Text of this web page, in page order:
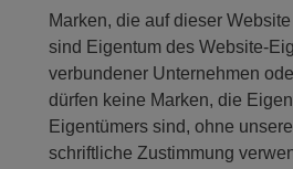
Marken, die auf dieser
sind Eigentum des Website-
verbundener Unternehmen
dürfen keine Marken, die
Eigentümers sind, ohne
schriftliche Zustimmung